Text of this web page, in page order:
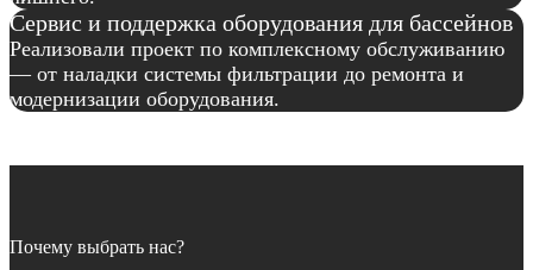
Сервис и поддержка оборудования для бассейнов
Реализовали проект по комплексному обслуживанию
— от наладки системы фильтрации до ремонта и
модернизации оборудования.
Почему выбрать нас?